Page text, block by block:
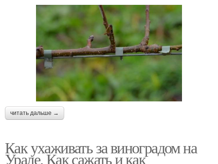
читать дальше →
Как ухаживать за виноградом на
Урале. Как сажать и как